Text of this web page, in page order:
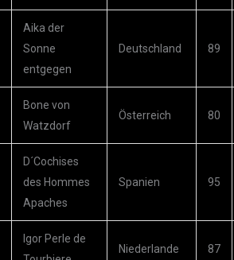
Aika der
Sonne
entgegen
Deutschland 89
Bone von
Watzdorf
Österreich 80
D´Cochises
des Hommes
Apaches
Spanien 95
Igor Perle de
Niederlande 87